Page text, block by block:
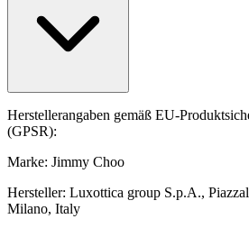
Herstellerangaben gemäß EU-
(GPSR):
Marke: Jimmy Choo
Hersteller: Luxottica group S.p.A.,
Milano, Italy